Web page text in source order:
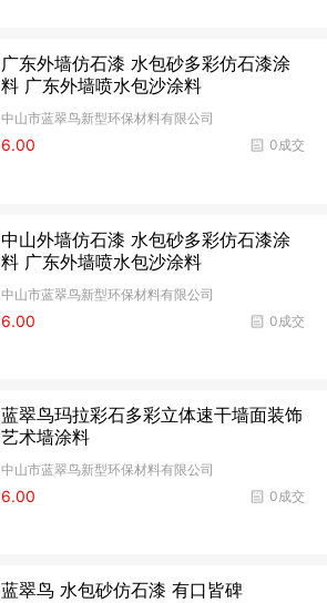
广东外墙仿石漆 水包砂多彩仿石漆涂
料 广东外墙喷水包沙涂料
中山市蓝翠鸟新型环保材料有限公司
0成交
6.00
中山外墙仿石漆 水包砂多彩仿石漆涂
料 广东外墙喷水包沙涂料
中山市蓝翠鸟新型环保材料有限公司
0成交
6.00
蓝翠鸟玛拉彩石多彩立体速干墙面装饰
艺术墙涂料
中山市蓝翠鸟新型环保材料有限公司
0成交
6.00
蓝翠鸟 水包砂仿石漆 有口皆碑